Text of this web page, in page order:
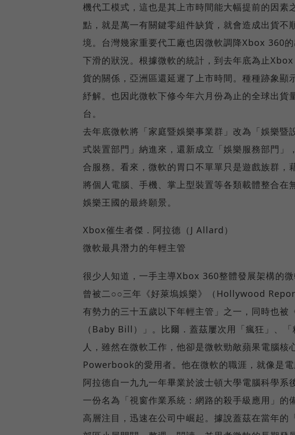
機代工模式，這也是其上市時間能大幅提前的因素
點，就是萬一有關鍵零組件缺貨，就會造成出貨
境。台灣幾家重要代工廠也因微軟調降Xbox 360
下滑的狀況。根據微軟的統計，到去年底為止
貨的關係，亞洲區還延遲了上市時間。種種跡象顯
紓解。也因此微軟下修今年六月份為止的全球出貨
台。
去年底微軟將「家庭暨娛樂事業群」改為「娛樂暨
式裝置部門」納進來，還新成立「娛樂服務部門」
合服務。看來，微軟的胃口不單單只是遊戲族群，
將個人電腦、手機、掌上型裝置等各類載體整合在
娛樂王國的最終願景。
Xbox催生者傑．阿拉德（J Allard）
微軟最具潛力的年輕主管
很少人知道，一手主導Xbox 360整體發展架構的
曾被二○○三年《好萊塢娛樂》（Hollywood
有勢力的三十五歲以下年輕主管」之一，同時也
（Baby Bill）」。比爾．蓋茲屢次用「瘋狂」、
人，雖然在微軟工作，他卻是微軟勁敵蘋果電腦核
Powerbook的愛用者。他在微軟的職涯，就像是電
阿拉德自一九九一年畢業於波士頓大學電腦科學系
一份名為「視窗作業系統：網路的殺手級應用」的
高層注目，迅速在公司中崛起。據說蓋茲在當年的